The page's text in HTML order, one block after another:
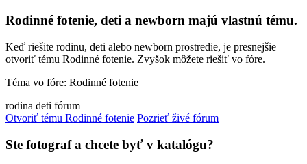
Rodinné fotenie, deti a newborn majú vlastnú tému.
Keď riešite rodinu, deti alebo newborn prostredie, je presnejšie
otvoriť tému Rodinné fotenie. Zvyšok môžete riešiť vo fóre.
Téma vo fóre: Rodinné fotenie
rodina deti fórum
Otvoriť tému Rodinné fotenie Pozrieť živé fórum
Ste fotograf a chcete byť v katalógu?